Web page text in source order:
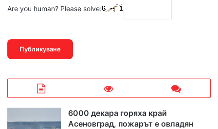
Are you human? Please solve:
6000 декара горяха край
Асеновград, пожарът е овладян